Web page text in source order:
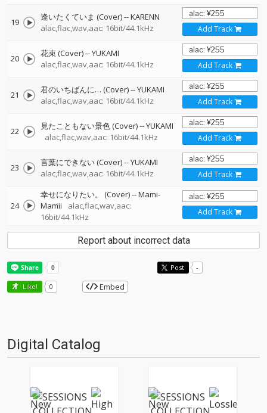
19 逢いたくていま (Cover)--KARENN
alac,flac,wav,aac: 16bit/44.1kHz
Add Track
20 花束 (Cover)--YUKAMI
alac,flac,wav,aac: 16bit/44.1kHz
Add Track
21 君のいちばんに… (Cover)--YUKAMI
alac,flac,wav,aac: 16bit/44.1kHz
Add Track
22 見たこともない景色 (Cover)--YUKAMI
alac,flac,wav,aac: 16bit/44.1kHz
Add Track
23 言葉にできない (Cover)--YUKAMI
alac,flac,wav,aac: 16bit/44.1kHz
Add Track
24
幸せになりたい。 (Cover)--Mami-
Mamii
alac,flac,wav,aac:
16bit/44.1kHz
Add Track
Report about incorrect data
Post -
Like! 0 Embed
Digital Catalog